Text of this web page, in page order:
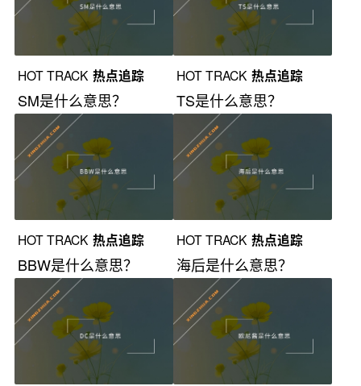
HOT TRACK 热点追踪
SM是什么意思？
HOT TRACK 热点追踪
TS是什么意思？
HOT TRACK 热点追踪
BBW是什么意思？
HOT TRACK 热点追踪
海后是什么意思？